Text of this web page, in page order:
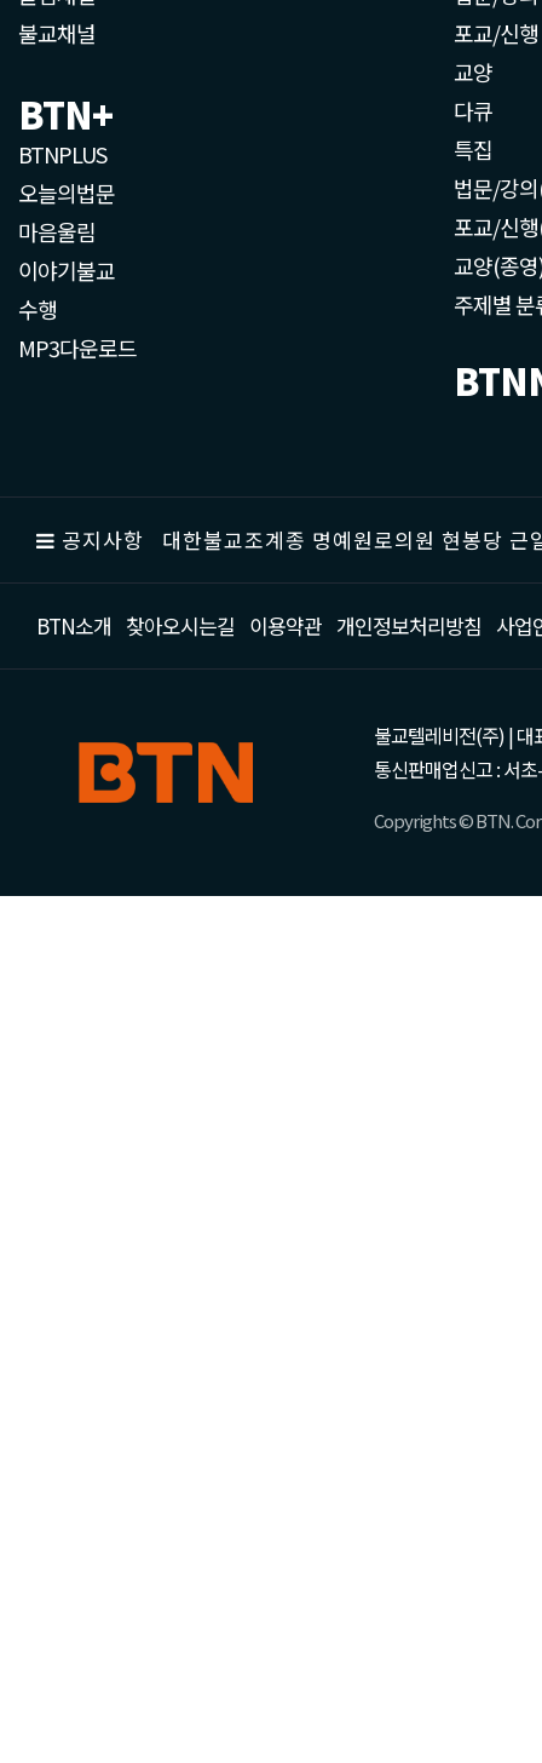
불교채널
BTN+
BTNPLUS
오늘의법문
마음울림
이야기불교
수행
MP3다운로드
포교/신행
교양
다큐
특집
법문/강
포교/신
교양(종
주제별 분
공지사항 대한불교조계종 명예원로의원 현봉당
BTN소개 찾아오시는길 이용약관 개인정보처리방침 사업
불교텔레비전(주) | 대
통신판매업신고 : 서
Copyrights © BTN.